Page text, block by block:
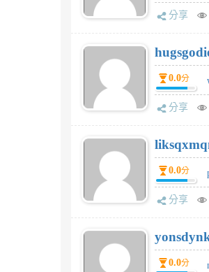
分享
0.0分
分享
0.0分
分享
0.0分